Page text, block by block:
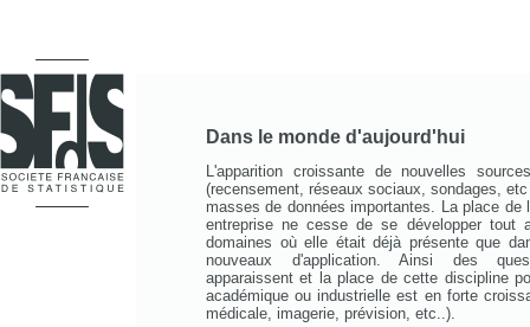
Dans le monde d'aujourd'hui
L'apparition croissante de nouvelles
(recensement, réseaux sociaux, sondages,
masses de données importantes. La place de
entreprise ne cesse de se développer tout
domaines où elle était déjà présente que
nouveaux d'application. Ainsi des
apparaissent et la place de cette discipline
académique ou industrielle est en forte
médicale, imagerie, prévision, etc..).